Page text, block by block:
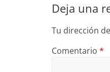
Deja una
Tu dirección
Comentario *